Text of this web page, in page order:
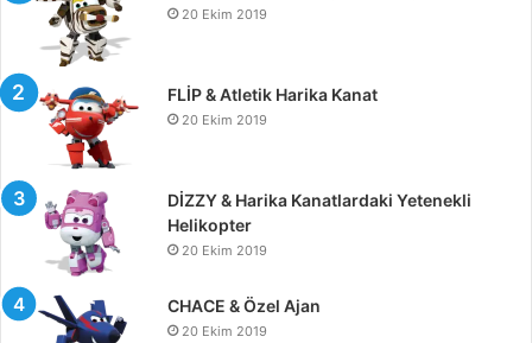
20 Ekim 2019
FLİP & Atletik Harika Kanat
20 Ekim 2019
DİZZY & Harika Kanatlardaki Yetenekli
Helikopter
20 Ekim 2019
CHACE & Özel Ajan
20 Ekim 2019